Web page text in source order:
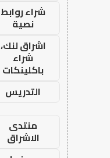
شراء روابط
نصية
اشراق لنك،
شراء
باكلينكات
التدريس
منتدى
الاشراق